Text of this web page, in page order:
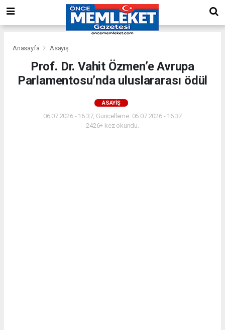
Anasayfa Asayiş
Prof. Dr. Vahit Özmen’e Avrupa
Parlamentosu’nda uluslararası ödül
ASAYIŞ
06.07.2026 - 16:37, Güncelleme: 06.07.2026 - 16:37
2426+ kez okundu.